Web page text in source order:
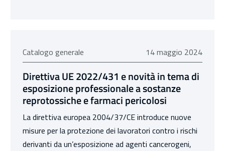
Catalogo generale 14 maggio 2024
14 maggio 2024
Direttiva UE 2022/431 e novità in tema di
esposizione professionale a sostanze
reprotossiche e farmaci pericolosi
La direttiva europea 2004/37/CE introduce nuove
misure per la protezione dei lavoratori contro i rischi
derivanti da un’esposizione ad agenti cancerogeni,